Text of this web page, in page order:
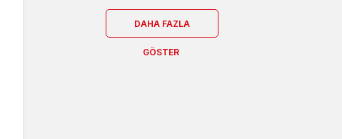
DAHA FAZLA
GÖSTER